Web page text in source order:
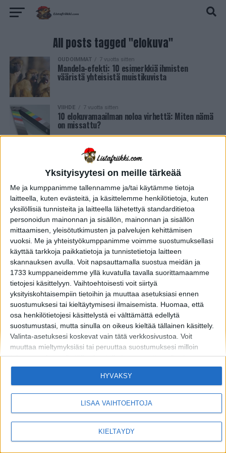
Yksityisyytesi on meille tärkeää
Me ja kumppanimme tallennamme ja/tai käytämme tietoja
laitteella, kuten evästeitä, ja käsittelemme henkilötietoja, kuten
yksilöllisiä tunnisteita ja laitteella lähetettyä standarditietoa
personoidun mainonnan ja sisällön, mainonnan ja sisällön
mittaamisen, yleisötutkimusten ja palvelujen kehittämisen
vuoksi. Me ja yhteistyökumppanimme voimme suostumuksellasi
käyttää tarkkoja paikkatietoja ja tunnistetietoja laitteen
skannauksen avulla. Voit napsauttamalla suostua meidän ja
1733 kumppaneidemme yllä kuvatulla tavalla suorittamaamme
tietojesi käsittelyyn. Vaihtoehtoisesti voit siirtyä
yksityiskohtaisempiin tietoihin ja muuttaa asetuksiasi ennen
suostumuksesi tai kieltäytymisesi ilmaisemista.
Huomaa, että
osa henkilötietojesi käsittelystä ei välttämättä edellytä
suostumustasi, mutta sinulla on oikeus kieltää tällainen käsittely.
Valinta-asetuksesi koskevat vain tätä verkkosivustoa. Voit
muuttaa mieltymyksiäsi tai peruuttaa suostumuksesi milloin
tahansa palaamalla tälle sivustolle ja napsauttamalla sivun
alaosassa olevaa "Yksityisyys" -painiketta.
Huomaa myös, että tämä verkkosivusto/sovellus käyttää yhtä tai
mukaan lukien, niihin kuitenkaan rajoittumatta,
verkkosivustolla/sovelluksessa vierailuusi tai niiden käyttöösi ja
niissä harjoittamaasi toimintaan/käyttäytymiseen liittyviä tietoja.
Alla olevassa Googlen suostumusosiossa voit antaa tai kieltää
suostumuksen Googlelle ja sen kolmannen osapuolen
LISÄÄ VAIHTOEHTOJA
KIELTÄYDY
HYVÄKSY
All posts tagged "elokuva"
OUDOIMMAT 7 vuotta sitten
Mandela-efekti: 10 esimerkkiä ihmisten
vääristä yhteisistä muistikuvista
VIIHDE 7 vuotta sitten
10 elokuvamaailman noloa virhettä: Miten nämä
on missattu?
LATAA LISÄÄ LISTOJA
MIKÄ LISTAFRIIKKI?
HALUATKO MAINOSTAJAKSI LISTAFRIIKKIIN?
Copyright © 2026 Listamedia